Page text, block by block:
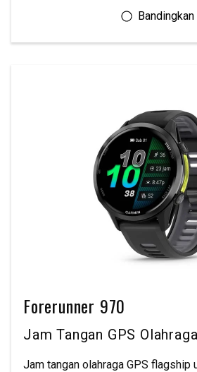
Forerunner 970
Jam Tangan GPS
Jam tangan olahraga GPS flagship